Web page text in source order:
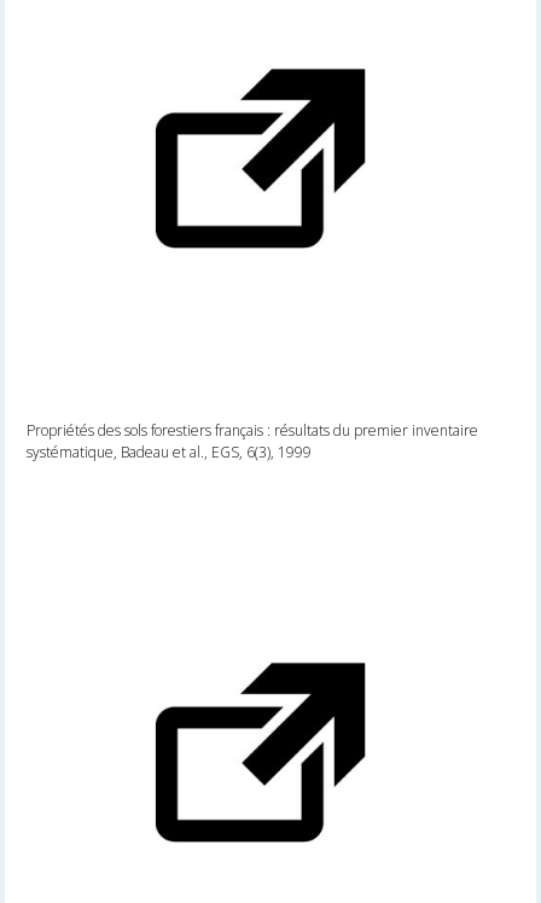
Propriétés des sols forestiers français : résultats du premier inventaire
systématique, Badeau et al., EGS, 6(3), 1999